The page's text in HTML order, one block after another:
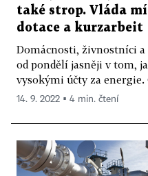
také strop. Vláda
dotace a kurzarbeit
Domácnosti, živnostníci
od pondělí jasněji v tom,
vysokými účty za energie.
14. 9. 2022 ▪ 4 min. čtení